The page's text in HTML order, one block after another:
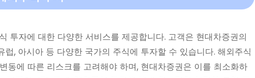
투자에 대한 다양한 서비스를 제공합니다. 고객은 현대차증권의
럽, 아시아 등 다양한 국가의 주식에 투자할 수 있습니다. 해외주식
동에 따른 리스크를 고려해야 하며, 현대차증권은 이를 최소화하